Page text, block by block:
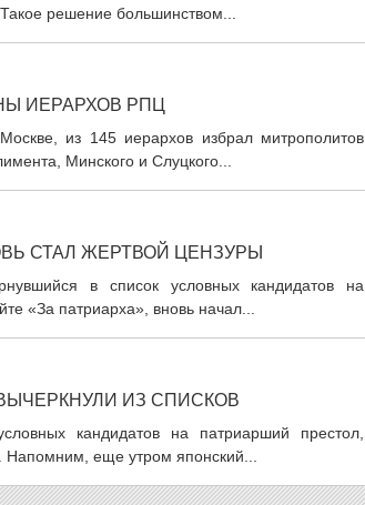
решение большинством...
ИЕРАРХОВ РПЦ
из 145 иерархов избрал митрополитов
Минского и Слуцкого...
СТАЛ ЖЕРТВОЙ ЦЕНЗУРЫ
в список условных кандидатов на
«За патриарха», вновь начал...
ИЗ СПИСКОВ
кандидатов на патриарший престол,
Напомним, еще утром японский...